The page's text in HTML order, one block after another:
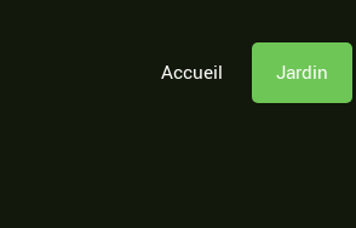
Accueil Jardin